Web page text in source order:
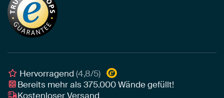
Tapete
Leinwand
Leinwand für draußen
Akustik-Tipps
Tipps von unseren Botschaftern
Individuelle Einrichtungsberatung
Unser Team
Botschafter
Awards und Preise
Art Heroes App
Hervorragend(4,8/5)
Bereits mehr als375.000Wände gefüllt!
Kostenloser Versand